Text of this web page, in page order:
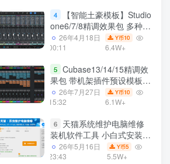
4
【智能土豪模板】Studio
one6/7/8精调效果包 多种效
果模式可选 声卡调试好预设
带插件全套文件
26年4月18日
00:11
Y币10
6.4W+
5 Cubase13/14/15精调效
果包 带机架插件预设模板
声卡调试好效果工程文件
26年7月27日
15:32
Y币10
6.1W+
6
天猫系统维护电脑维修
装机软件工具 小白式安装
完全一键安装系统 电脑系统
装机软件 一键重装系统
26年5月16日
23:43
Y币5
5.5W+